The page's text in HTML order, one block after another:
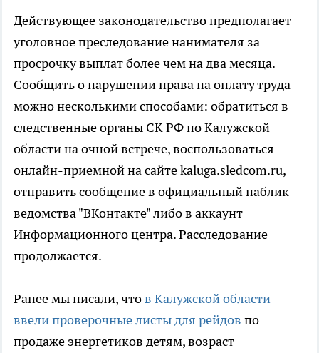
Действующее законодательство предполагает
уголовное преследование нанимателя за
просрочку выплат более чем на два месяца.
Сообщить о нарушении права на оплату труда
можно несколькими способами: обратиться в
следственные органы СК РФ по Калужской
области на очной встрече, воспользоваться
онлайн-приемной на сайте kaluga.sledcom.ru,
отправить сообщение в официальный паблик
ведомства "ВКонтакте" либо в аккаунт
Информационного центра. Расследование
продолжается.
Ранее мы писали, чтов Калужской области
ввели проверочные листы для рейдов по
продаже энергетиков детям, возраст